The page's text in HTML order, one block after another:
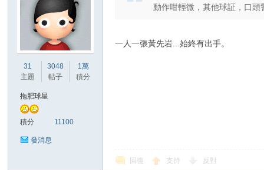
31
主題
3048
帖子
1萬
積分
拖肥球星
積分 11100
發消息
動作咁輕微，其他球証，口頭
一人一張黃先岩...始終有出手。
回復 支持 反對